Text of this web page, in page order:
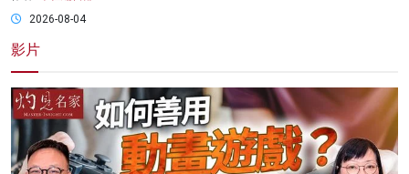
2026-08-04
影片